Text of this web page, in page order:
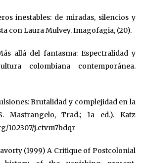
inestables: de miradas, silencios y
con Laura Mulvey. Imagofagia, (20).
allá del fantasma: Espectralidad y
colombiana contemporánea.
Brutalidad y complejidad en la
Mastrangelo, Trad.; 1a ed.). Katz
10.2307/j.ctvm7bdqr
(1999) A Critique of Postcolonial